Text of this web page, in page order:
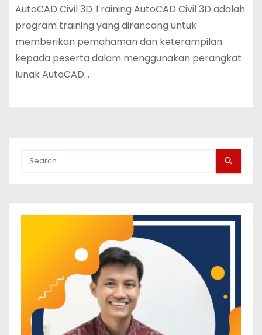
AutoCAD Civil 3D Training AutoCAD Civil 3D adalah
program training yang dirancang untuk
memberikan pemahaman dan keterampilan
kepada peserta dalam menggunakan perangkat
lunak AutoCAD…